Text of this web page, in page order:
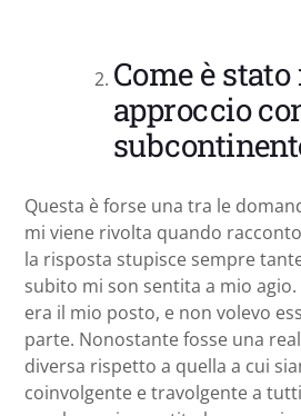
Come è
approccio
Questa è forse una tra le
mi viene rivolta quando
la risposta stupisce sempre
subito mi son sentita a mio
era il mio posto, e non volevo
parte. Nonostante fosse una
diversa rispetto a quella a cui
coinvolgente e travolgente a